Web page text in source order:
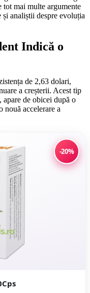
tot mai multe argumente
și analiștii despre evoluția
Indică o
de 2,63 dolari,
a creșterii. Acest tip
apare de obicei după o
nouă accelerare a
-20%